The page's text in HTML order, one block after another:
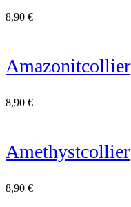
8,90 €
Amazonitcollier
8,90 €
Amethystcollier
8,90 €